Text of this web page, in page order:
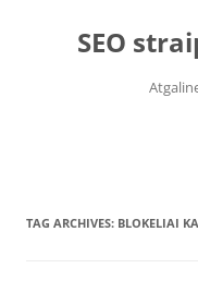
contentSEO
TAG ARCHIVES: BLOKELIAI